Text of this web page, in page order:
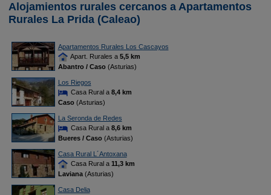
Alojamientos rurales cercanos a Apartamentos
Rurales La Prida (Caleao)
Apartamentos Rurales Los Cascayos
Apart. Rurales a 5,5 km
Abantro / Caso(Asturias)
Los Riegos
Casa Rural a 8,4 km
Caso(Asturias)
La Seronda de Redes
Casa Rural a 8,6 km
Bueres / Caso(Asturias)
Casa Rural L´Antoxana
Casa Rural a 11,3 km
Laviana(Asturias)
Casa Delia